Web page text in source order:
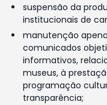
suspensão da
institucionais de
manutenção
comunicados
informativos,
museus, à
programação
transparência;